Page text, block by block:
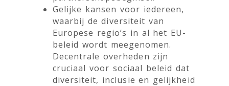
Gelijke kansen voor iedereen,
waarbij de diversiteit van
Europese regio’s in al het EU-
beleid wordt meegenomen.
Decentrale overheden zijn
cruciaal voor sociaal beleid dat
diversiteit, inclusie en gelijkheid